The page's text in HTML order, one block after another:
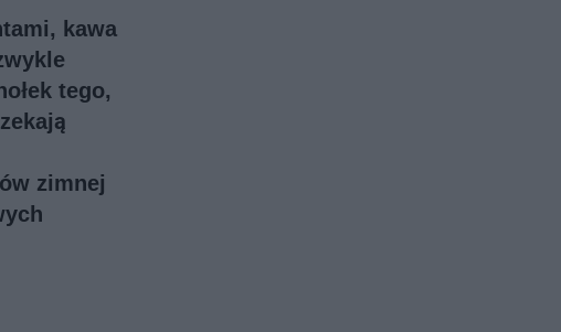
kawa
tego,
zimnej